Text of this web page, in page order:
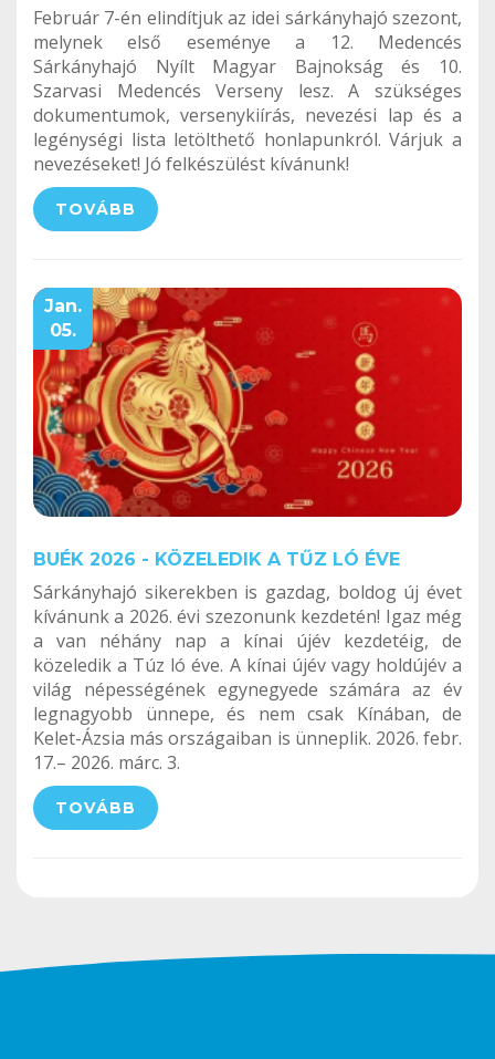
Február 7-én elindítjuk az idei sárkányhajó szezont,
melynek első eseménye a 12. Medencés
Sárkányhajó Nyílt Magyar Bajnokság és 10.
Szarvasi Medencés Verseny lesz. A szükséges
dokumentumok, versenykiírás, nevezési lap és a
legénységi lista letölthető honlapunkról. Várjuk a
nevezéseket! Jó felkészülést kívánunk!
TOVÁBB
Jan.
05.
BUÉK 2026 - KÖZELEDIK A TŰZ LÓ ÉVE
Sárkányhajó sikerekben is gazdag, boldog új évet
kívánunk a 2026. évi szezonunk kezdetén! Igaz még
a van néhány nap a kínai újév kezdetéig, de
közeledik a Túz ló éve. A kínai újév vagy holdújév a
világ népességének egynegyede számára az év
legnagyobb ünnepe, és nem csak Kínában, de
Kelet-Ázsia más országaiban is ünneplik. 2026. febr.
17.– 2026. márc. 3.
TOVÁBB